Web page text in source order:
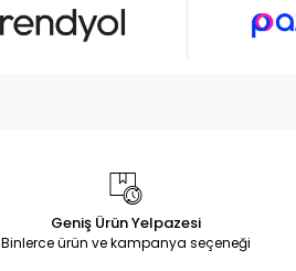
Geniş Ürün Yelpazesi
Binlerce ürün ve kampanya seçeneği